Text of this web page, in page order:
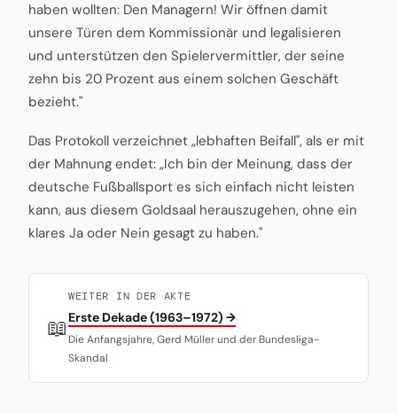
haben wollten: Den Managern! Wir öffnen damit
unsere Türen dem Kommissionär und legalisieren
und unterstützen den Spielervermittler, der seine
zehn bis 20 Prozent aus einem solchen Geschäft
bezieht."
Das Protokoll verzeichnet „lebhaften Beifall", als er mit
der Mahnung endet: „Ich bin der Meinung, dass der
deutsche Fußballsport es sich einfach nicht leisten
kann, aus diesem Goldsaal herauszugehen, ohne ein
klares Ja oder Nein gesagt zu haben."
📖
WEITER IN DER AKTE
Erste Dekade (1963–1972) →
Die Anfangsjahre, Gerd Müller und der Bundesliga-
Skandal